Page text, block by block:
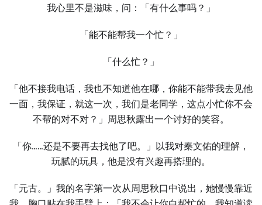
我心里不是滋味，问：「有什么事吗？」
「能不能帮我一个忙？」
「什么忙？」
「他不接我电话，我也不知道他在哪，你能不能带我去见他
一面，我保证，就这一次，我们是老同学，这点小忙你不会
不帮的对不对？」周思秋露出一个讨好的笑容。
「你……还是不要再去找他了吧。」以我对秦文佑的理解，
玩腻的玩具，他是没有兴趣再搭理的。
「元古。」我的名字第一次从周思秋口中说出，她慢慢靠近